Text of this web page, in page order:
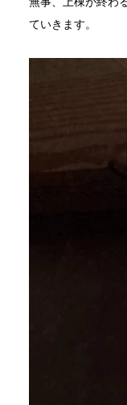
ていきます。